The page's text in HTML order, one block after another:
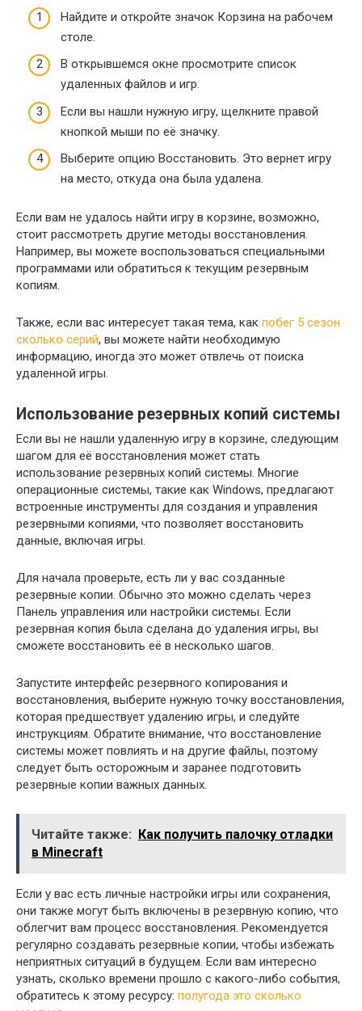
Найдите и откройте значок Корзина на рабочем
столе.
В открывшемся окне просмотрите список
удаленных файлов и игр.
Если вы нашли нужную игру, щелкните правой
кнопкой мыши по её значку.
Выберите опцию Восстановить. Это вернет игру
на место, откуда она была удалена.
Если вам не удалось найти игру в корзине, возможно,
стоит рассмотреть другие методы восстановления.
Например, вы можете воспользоваться специальными
программами или обратиться к текущим резервным
копиям.
Также, если вас интересует такая тема, как побег 5 сезон
сколько серий, вы можете найти необходимую
информацию, иногда это может отвлечь от поиска
удаленной игры.
Использование резервных копий системы
Если вы не нашли удаленную игру в корзине, следующим
шагом для её восстановления может стать
использование резервных копий системы. Многие
операционные системы, такие как Windows, предлагают
встроенные инструменты для создания и управления
резервными копиями, что позволяет восстановить
данные, включая игры.
Для начала проверьте, есть ли у вас созданные
резервные копии. Обычно это можно сделать через
Панель управления или настройки системы. Если
резервная копия была сделана до удаления игры, вы
сможете восстановить её в несколько шагов.
Запустите интерфейс резервного копирования и
восстановления, выберите нужную точку восстановления,
которая предшествует удалению игры, и следуйте
инструкциям. Обратите внимание, что восстановление
системы может повлиять и на другие файлы, поэтому
следует быть осторожным и заранее подготовить
резервные копии важных данных.
Читайте также:
Как получить палочку отладки
в Minecraft
Если у вас есть личные настройки игры или сохранения,
они также могут быть включены в резервную копию, что
облегчит вам процесс восстановления. Рекомендуется
регулярно создавать резервные копии, чтобы избежать
неприятных ситуаций в будущем. Если вам интересно
узнать, сколько времени прошло с какого-либо события,
обратитесь к этому ресурсу: полугода это сколько